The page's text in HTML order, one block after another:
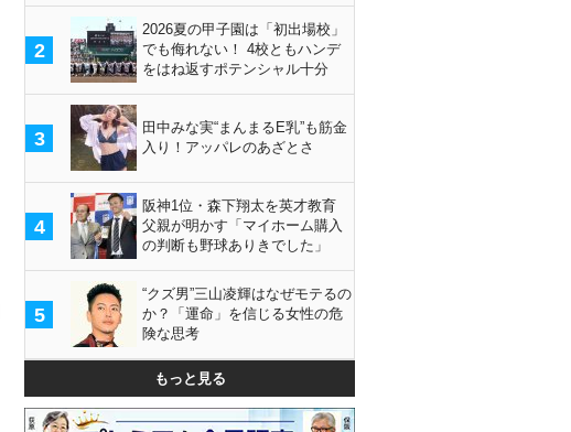
2
2026夏の甲子園は「初出場校」
でも侮れない！ 4校ともハンデ
をはね返すポテンシャル十分
3
田中みな実“まんまるE乳”も筋金
入り！アッパレのあざとさ
4
阪神1位・森下翔太を英才教育
父親が明かす「マイホーム購入
の判断も野球ありきでした」
5
“クズ男”三山凌輝はなぜモテるの
か？「運命」を信じる女性の危
険な思考
もっと見る